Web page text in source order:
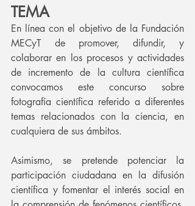
TEMA
En línea con el objetivo de la Fundación
MECyT de promover, difundir, y
colaborar en los procesos y actividades
de incremento de la cultura científica
convocamos este concurso sobre
fotografía científica referido a diferentes
temas relacionados con la ciencia, en
cualquiera de sus ámbitos.
Asimismo, se pretende potenciar la
participación ciudadana en la difusión
científica y fomentar el interés social en